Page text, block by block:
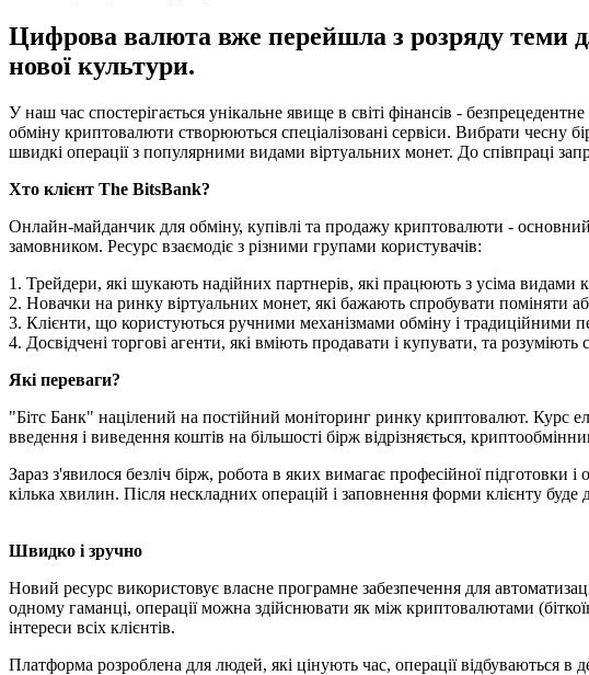
Цифрова валюта вже перейшла з розряду теми
нової культури.
У наш час спостерігається унікальне явище в світі фінансів -
обміну криптовалюти створюються спеціалізовані сервіси. Вибрати чесну
швидкі операції з популярними видами віртуальних монет. До співпраці
Хто клієнт The BitsBank?
Онлайн-майданчик для обміну, купівлі та продажу криптовалюти -
замовником. Ресурс взаємодіє з різними групами користувачів:
1. Трейдери, які шукають надійних партнерів, які працюють з усіма видами
2. Новачки на ринку віртуальних монет, які бажають спробувати поміняти
3. Клієнти, що користуються ручними механізмами обміну і традиційними
4. Досвідчені торгові агенти, які вміють продавати і купувати, та
Які переваги?
"Бітс Банк" націлений на постійний моніторинг ринку криптовалют. Курс
введення і виведення коштів на більшості бірж відрізняється,
Зараз з'явилося безліч бірж, робота в яких вимагає професійної підготовки
кілька хвилин. Після нескладних операцій і заповнення форми клієнту
Швидко і зручно
Новий ресурс використовує власне програмне забезпечення для
одному гаманці, операції можна здійснювати як між криптовалютами
інтереси всіх клієнтів.
Платформа розроблена для людей, які цінують час, операції відбуваються в